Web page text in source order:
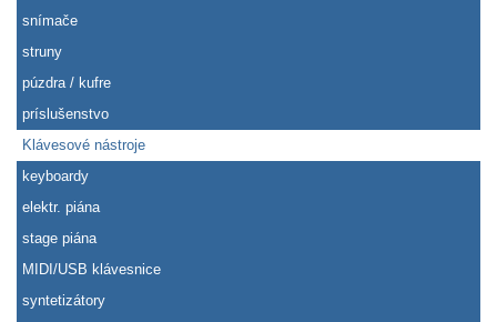
snímače
struny
púzdra / kufre
príslušenstvo
Klávesové nástroje
keyboardy
elektr. piána
stage piána
MIDI/USB klávesnice
syntetizátory